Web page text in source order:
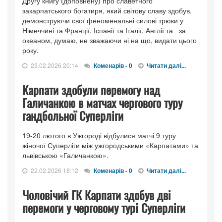
закарпатського богатиря, який світову славу здобув,
демонструючи свої феноменальні силові трюки у
Німеччині та Франції, Іспанії та Італії, Англії та за
океаном, думаю, не зважаючи ні на що, видати цього
року.
23.02.2026 20:14 Коменарів - 0 Читати далі...
Карпати здобули перемогу над
Галичанкою в матчах чергового туру
гандбольної Суперліги
19-20 лютого в Ужгороді відбулися матчі 9 туру
жіночої Суперліги між ужгородськими «Карпатами» та
львівською «Галичанкою».
22.02.2026 18:12 Коменарів - 0 Читати далі...
Чоловічий ГК Карпати здобув дві
перемоги у черговому турі Суперліги